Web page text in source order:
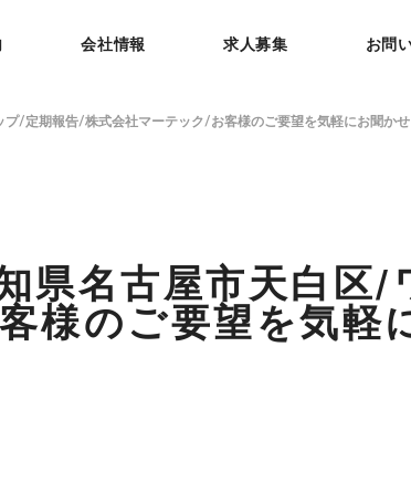
会社情報 求人募集 お問
/定期報告/株式会社マーテック/お客様のご要望を気軽にお聞かせ
県名古屋市天白区
様のご要望を気軽